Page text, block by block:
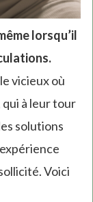
lorsqu’il
vicieux où
à leur tour
solutions
Voici